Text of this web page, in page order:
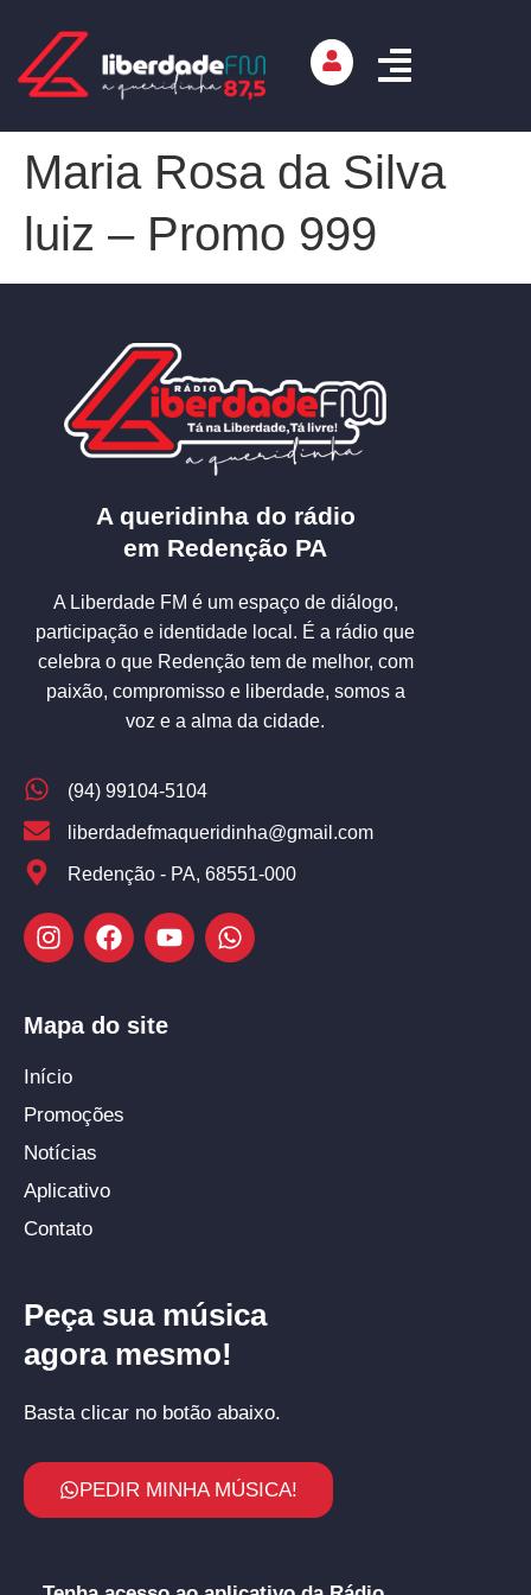
Maria Rosa da Silva
luiz – Promo 999
A queridinha do rádio
em Redenção PA
A Liberdade FM é um espaço de diálogo,
participação e identidade local. É a rádio que
celebra o que Redenção tem de melhor, com
paixão, compromisso e liberdade, somos a
voz e a alma da cidade.
(94) 99104-5104
liberdadefmaqueridinha@gmail.com
Redenção - PA, 68551-000
Mapa do site
Início
Promoções
Notícias
Aplicativo
Contato
Peça sua música
agora mesmo!
Basta clicar no botão abaixo.
PEDIR MINHA MÚSICA!